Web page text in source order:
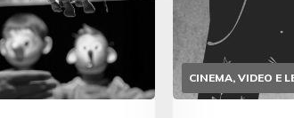
CINEMA, VIDEO E